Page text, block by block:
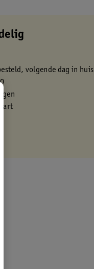
volgende dag in huis